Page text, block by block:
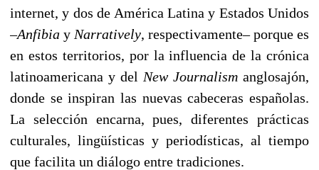
internet, y dos de América Latina y Estados Unidos
–Anfibia y Narratively, respectivamente– porque es
en estos territorios, por la influencia de la crónica
latinoamericana y del New Journalism anglosajón,
donde se inspiran las nuevas cabeceras españolas.
La selección encarna, pues, diferentes prácticas
culturales, lingüísticas y periodísticas, al tiempo
que facilita un diálogo entre tradiciones.